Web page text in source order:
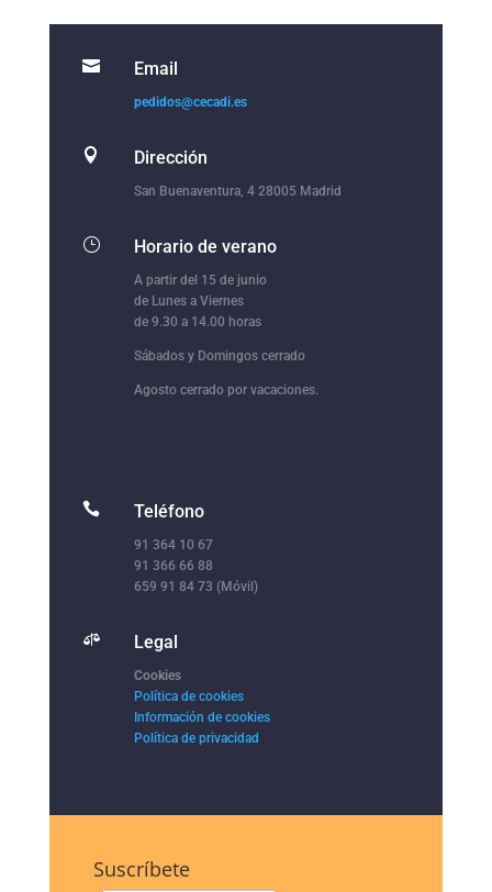
 Email
pedidos@cecadi.es
 Dirección
San Buenaventura, 4 28005 Madrid
} Horario de verano
A partir del 15 de junio
de Lunes a Viernes
de 9.30 a 14.00 horas
Sábados y Domingos cerrado
Agosto cerrado por vacaciones.
 Teléfono
91 364 10 67
91 366 66 88
659 91 84 73 (Móvil)
 Legal
Cookies
Política de cookies
Información de cookies
Política de privacidad
Suscríbete